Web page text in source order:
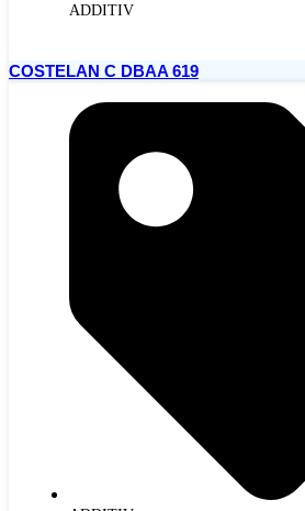
ADDITIV
COSTELAN C DBAA 619